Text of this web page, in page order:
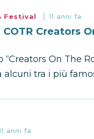
Festival 11 anni fa
Creators
“Creators On The
alcuni tra i più
anni fa